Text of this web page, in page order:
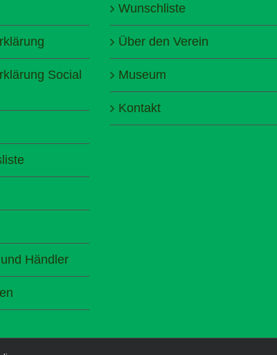
Social
Händler
Wunschliste
Über den Verein
Museum
Kontakt